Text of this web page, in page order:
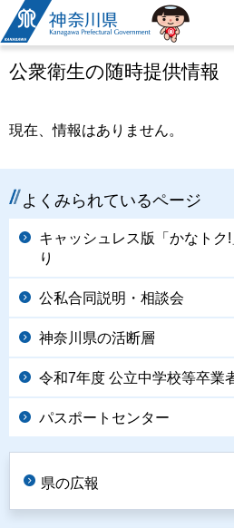
神奈川県
公衆衛生の随時提供情報
現在、情報はありません。
よくみられているページ
キャッシュレス版「かなトク
り
公私合同説明・相談会
神奈川県の活断層
令和7年度 公立中学校等卒業
パスポートセンター
県の広報